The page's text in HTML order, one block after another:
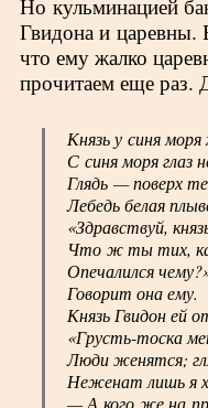
Но кульминацией
Гвидона и
что ему жалко
прочитаем еще раз.
Князь у синя моря
С синя моря глаз
Глядь — поверх
Лебедь белая
«Здравствуй,
Что ж ты тих,
Опечалился
Говорит она ему.
Князь Гвидон ей
«Грусть-тоска
Люди женятся;
Неженат лишь я
— А кого же на